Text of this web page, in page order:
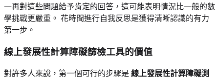
一再對這些問題給予肯定的回答，這可能表明情況比一般的數
學挑戰更嚴重。 花時間進行自我反思是獲得清晰認識的有力
第一步。
線上發展性計算障礙篩檢工具的價值
對許多人來說，第一個可行的步驟是 線上發展性計算障礙測